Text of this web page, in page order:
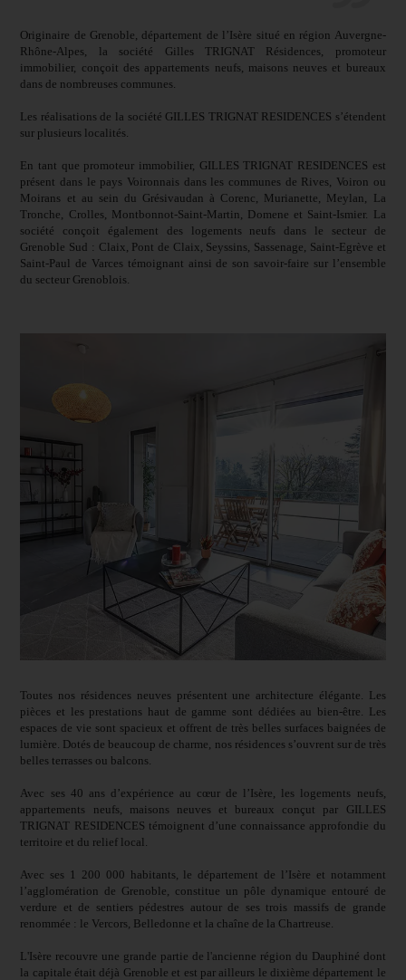
Originaire de Grenoble, département de l’Isère situé en région Auvergne-
Rhône-Alpes, la société Gilles TRIGNAT Résidences, promoteur
immobilier, conçoit des appartements neufs, maisons neuves et bureaux
dans de nombreuses communes.
Les réalisations de la société GILLES TRIGNAT RESIDENCES s’étendent
sur plusieurs localités.
En tant que promoteur immobilier, GILLES TRIGNAT RESIDENCES est
présent dans le pays Voironnais dans les communes de Rives, Voiron ou
Moirans et au sein du Grésivaudan à Corenc, Murianette, Meylan, La
Tronche, Crolles, Montbonnot-Saint-Martin, Domene et Saint-Ismier. La
société conçoit également des logements neufs dans le secteur de
Grenoble Sud : Claix, Pont de Claix, Seyssins, Sassenage, Saint-Egrève et
Saint-Paul de Varces témoignant ainsi de son savoir-faire sur l’ensemble
du secteur Grenoblois.
Toutes nos résidences neuves présentent une architecture élégante. Les
pièces et les prestations haut de gamme sont dédiées au bien-être. Les
espaces de vie sont spacieux et offrent de très belles surfaces baignées de
lumière. Dotés de beaucoup de charme, nos résidences s’ouvrent sur de très
belles terrasses ou balcons.
Avec ses 40 ans d’expérience au cœur de l’Isère, les logements neufs,
appartements neufs, maisons neuves et bureaux conçut par GILLES
TRIGNAT RESIDENCES témoignent d’une connaissance approfondie du
territoire et du relief local.
Avec ses 1 200 000 habitants, le département de l’Isère et notamment
l’agglomération de Grenoble, constitue un pôle dynamique entouré de
verdure et de sentiers pédestres autour de ses trois massifs de grande
renommée : le Vercors, Belledonne et la chaîne de la Chartreuse.
L'Isère recouvre une grande partie de l'ancienne région du Dauphiné dont
la capitale était déjà Grenoble et est par ailleurs le dixième département le